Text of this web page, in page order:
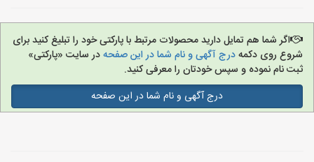
اگر شما هم تمایل دارید محصولات مرتبط با پارکتی خود را تبلیغ کنید برای
شروع روی دکمهدرج آگهی و نام شما در این صفحهدر سایت «پارکتی»
ثبت نام نموده و سپس خودتان را معرفی کنید.
درج آگهی و نام شما در این صفحه